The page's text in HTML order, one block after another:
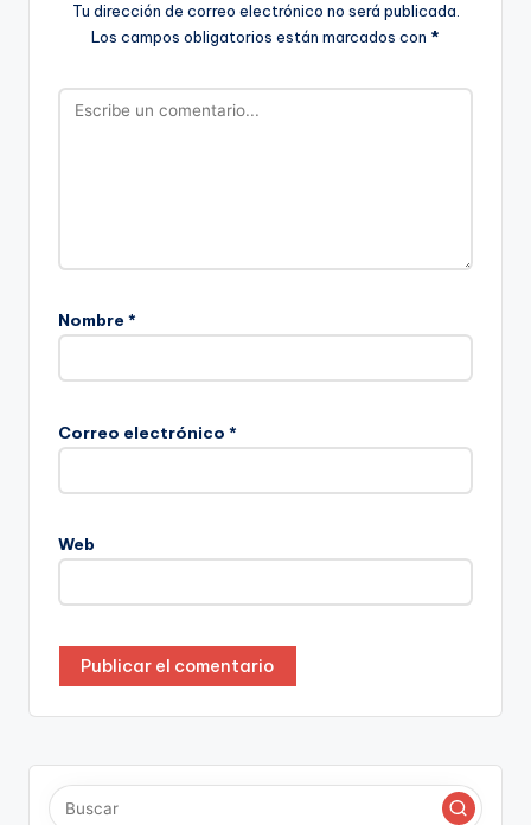
Tu dirección de correo electrónico no será publicada.
Los campos obligatorios están marcados con *
Nombre *
Correo electrónico *
Web